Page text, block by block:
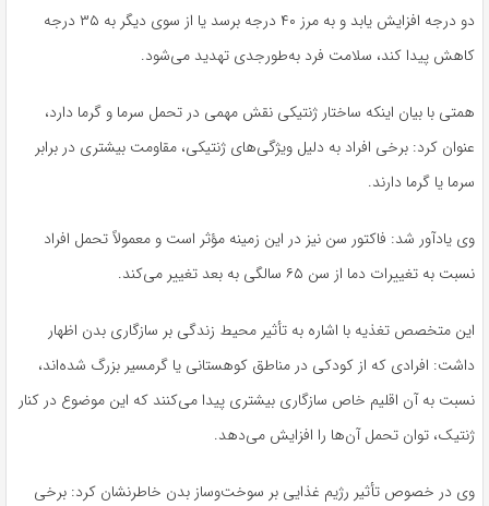
دو درجه افزایش یابد و به مرز ۴۰ درجه برسد یا از سوی دیگر به ۳۵ درجه
کاهش پیدا کند، سلامت فرد به‌طورجدی تهدید می‌شود.
همتی با بیان اینکه ساختار ژنتیکی نقش مهمی در تحمل سرما و گرما دارد،
عنوان کرد: برخی افراد به دلیل ویژگی‌های ژنتیکی، مقاومت بیشتری در برابر
سرما یا گرما دارند.
وی یادآور شد: فاکتور سن نیز در این زمینه مؤثر است و معمولاً تحمل افراد
نسبت به تغییرات دما از سن ۶۵ سالگی به بعد تغییر می‌کند.
این متخصص تغذیه با اشاره به تأثیر محیط زندگی بر سازگاری بدن اظهار
داشت: افرادی که از کودکی در مناطق کوهستانی یا گرمسیر بزرگ شده‌اند،
نسبت به آن اقلیم خاص سازگاری بیشتری پیدا می‌کنند که این موضوع در کنار
ژنتیک، توان تحمل آن‌ها را افزایش می‌دهد.
وی در خصوص تأثیر رژیم غذایی بر سوخت‌وساز بدن خاطرنشان کرد: برخی